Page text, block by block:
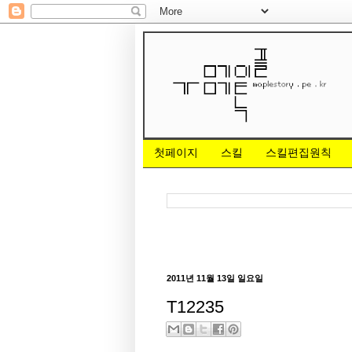
첫페이지 스킬 스킬편집원칙
2011년 11월 13일 일요일
T12235